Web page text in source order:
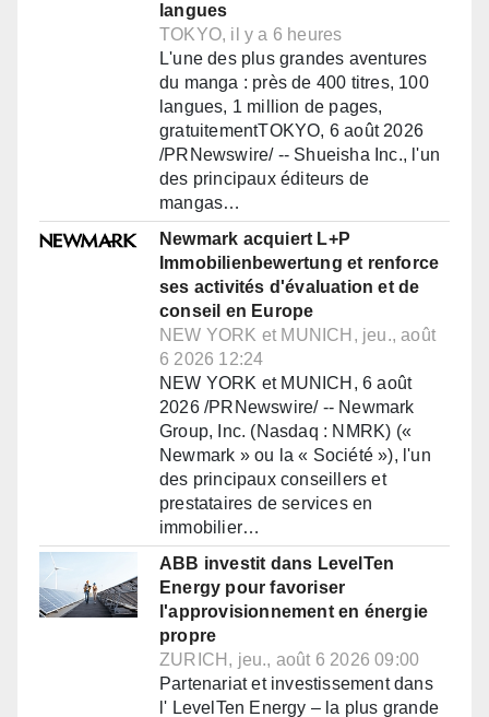
langues
TOKYO, il y a 6 heures
L'une des plus grandes aventures
du manga : près de 400 titres, 100
langues, 1 million de pages,
gratuitementTOKYO, 6 août 2026
/PRNewswire/ -- Shueisha Inc., l'un
des principaux éditeurs de
mangas…
Newmark acquiert L+P
Immobilienbewertung et renforce
ses activités d'évaluation et de
conseil en Europe
NEW YORK et MUNICH, jeu., août
6 2026 12:24
NEW YORK et MUNICH, 6 août
2026 /PRNewswire/ -- Newmark
Group, Inc. (Nasdaq : NMRK) («
Newmark » ou la « Société »), l'un
des principaux conseillers et
prestataires de services en
immobilier…
ABB investit dans LevelTen
Energy pour favoriser
l'approvisionnement en énergie
propre
ZURICH, jeu., août 6 2026 09:00
Partenariat et investissement dans
l' LevelTen Energy – la plus grande